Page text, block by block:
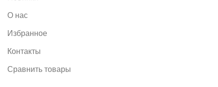
О нас
Избранное
Контакты
Сравнить товары